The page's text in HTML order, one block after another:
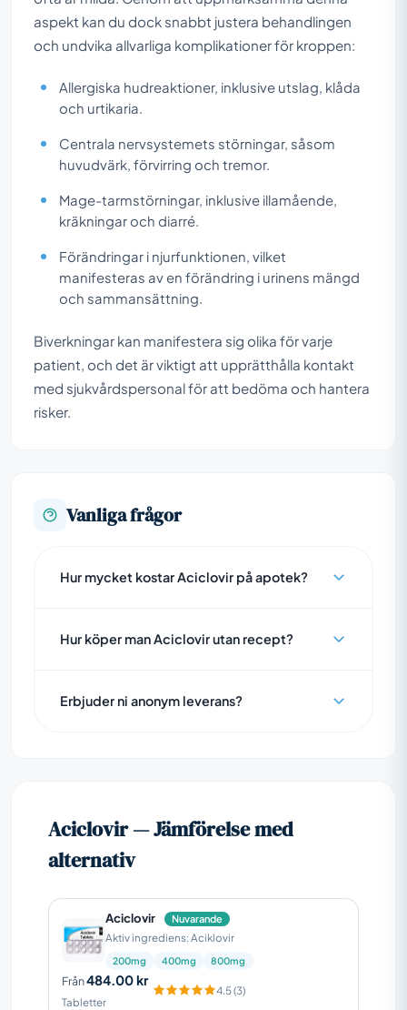
aspekt kan du dock snabbt justera behandlingen
och undvika allvarliga komplikationer för kroppen:
Allergiska hudreaktioner, inklusive utslag, klåda
och urtikaria.
Centrala nervsystemets störningar, såsom
huvudvärk, förvirring och tremor.
Mage-tarmstörningar, inklusive illamående,
kräkningar och diarré.
Förändringar i njurfunktionen, vilket
manifesteras av en förändring i urinens mängd
och sammansättning.
Biverkningar kan manifestera sig olika för varje
patient, och det är viktigt att upprätthålla kontakt
med sjukvårdspersonal för att bedöma och hantera
risker.
Vanliga frågor
Hur mycket kostar Aciclovir på apotek?
Hur köper man Aciclovir utan recept?
Erbjuder ni anonym leverans?
Aciclovir — Jämförelse med
alternativ
Aciclovir Nuvarande
Aktiv ingrediens: Aciklovir
200mg 400mg 800mg
Från484.00 kr
Tabletter
4.5 (3)